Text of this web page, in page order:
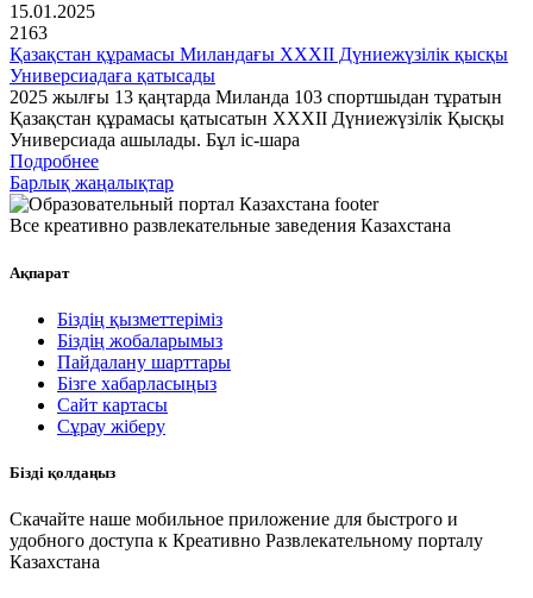
15.01.2025
2163
Қазақстан құрамасы Миландағы XXXII Дүниежүзілік қысқы
Универсиадаға қатысады
2025 жылғы 13 қаңтарда Миланда 103 спортшыдан тұратын
Қазақстан құрамасы қатысатын XXXII Дүниежүзілік Қысқы
Универсиада ашылады. Бұл іс-шара
Подробнее
Барлық жаңалықтар
Все креативно развлекательные заведения Казахстана
Ақпарат
Біздің қызметтеріміз
Біздің жобаларымыз
Пайдалану шарттары
Бізге хабарласыңыз
Сайт картасы
Сұрау жіберу
Бізді қолдаңыз
Скачайте наше мобильное приложение для быстрого и
удобного доступа к Креативно Развлекательному порталу
Казахстана